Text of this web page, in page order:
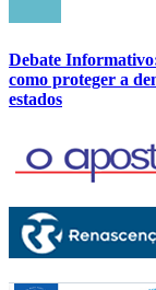
Debate
como proteger a
estados